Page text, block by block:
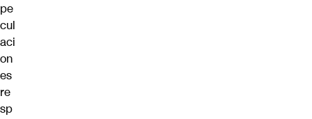
pe
cul
aci
on
es
re
sp